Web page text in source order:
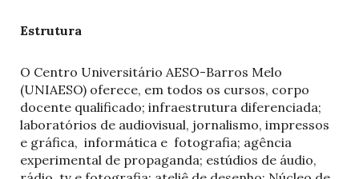
Estrutura
O Centro Universitário AESO-Barros Melo
(UNIAESO) oferece, em todos os cursos, corpo
docente qualificado; infraestrutura diferenciada;
laboratórios de audiovisual, jornalismo, impressos
e gráfica, informática e fotografia; agência
experimental de propaganda; estúdios de áudio,